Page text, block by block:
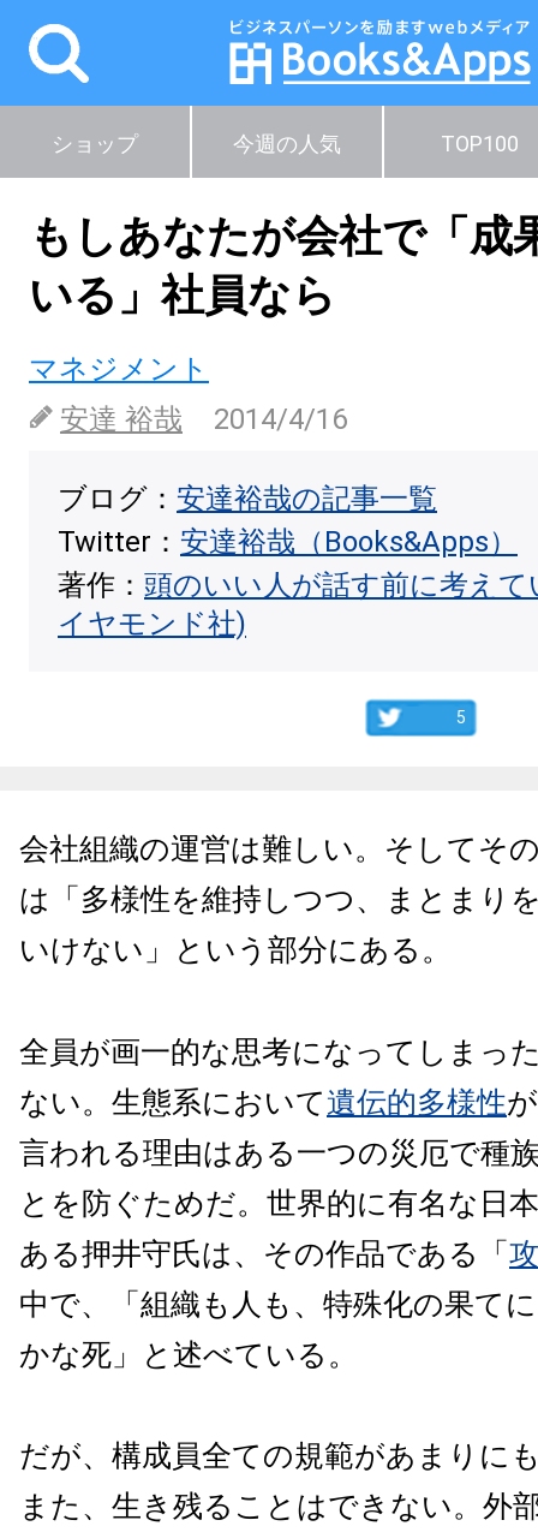
ショップ 今週の人気 TOP100
もしあなたが会社で「成
いる」社員なら
マネジメント
安達 裕哉
2014/4/16
ブログ： 安達裕哉の記事一覧
Twitter： 安達裕哉（Books&Apps）
著作： 頭のいい人が話す前に考え
イヤモンド社)
5
会社組織の運営は難しい。そしてそ
は「多様性を維持しつつ、まとまり
いけない」という部分にある。
全員が画一的な思考になってしまっ
ない。生態系において遺伝的多様性
言われる理由はある一つの災厄で種
とを防ぐためだ。世界的に有名な日
ある押井守氏は、その作品である「
中で、「組織も人も、特殊化の果て
かな死」と述べている。
だが、構成員全ての規範があまりに
また、生き残ることはできない。外